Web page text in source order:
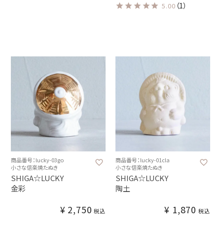
5.00 （1）
商品番号：lucky-03go
小さな信楽焼たぬき
SHIGA☆LUCKY
金彩
¥ 2,750 税込
商品番号：lucky-01cla
小さな信楽焼たぬき
SHIGA☆LUCKY
陶土
¥ 1,870 税込